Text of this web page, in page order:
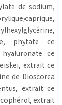
de sodium,
caprique,
phytate de
de
extrait de
de Dioscorea
extrait de
extrait